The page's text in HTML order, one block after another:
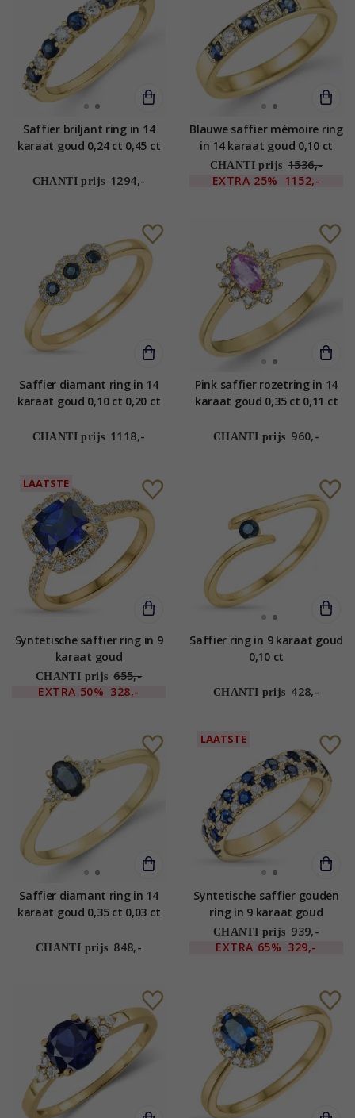
Saffier briljant ring in 14
karaat goud 0,24 ct 0,45 ct
CHANTI prijs 1294,-
Blauwe saffier mémoire ring
in 14 karaat goud 0,10 ct
0,24 ct
CHANTI prijs 1536,-
EXTRA 25% 1152,-
Saffier diamant ring in 14
karaat goud 0,10 ct 0,20 ct
CHANTI prijs 1118,-
Pink saffier rozetring in 14
karaat goud 0,35 ct 0,11 ct
CHANTI prijs 960,-
LAATSTE
Syntetische saffier ring in 9
karaat goud
CHANTI prijs 655,-
EXTRA 50% 328,-
Saffier ring in 9 karaat goud
0,10 ct
CHANTI prijs 428,-
Saffier diamant ring in 14
karaat goud 0,35 ct 0,03 ct
CHANTI prijs 848,-
LAATSTE
Syntetische saffier gouden
ring in 9 karaat goud
CHANTI prijs 939,-
EXTRA 65% 329,-